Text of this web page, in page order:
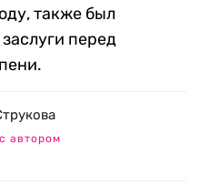
также был
перед
автором